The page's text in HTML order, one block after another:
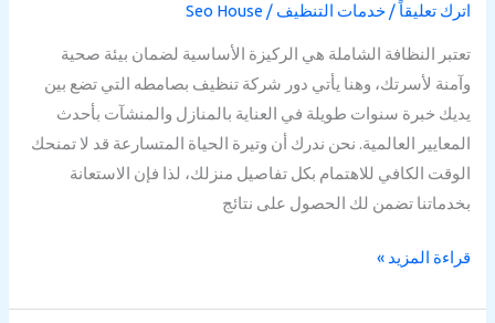
اترك تعليقاً /خدمات التنظيف /
Seo House
تعتبر النظافة الشاملة هي الركيزة الأساسية لضمان بيئة صحية
وآمنة لأسرتك، وهنا يأتي دور شركة تنظيف بصامطه التي تضع بين
يديك خبرة سنوات طويلة في العناية بالمنازل والمنشآت بأحدث
المعايير العالمية. نحن ندرك أن وتيرة الحياة المتسارعة قد لا تمنحك
الوقت الكافي للاهتمام بكل تفاصيل منزلك، لذا فإن الاستعانة
بخدماتنا تضمن لك الحصول على نتائج
قراءة المزيد »